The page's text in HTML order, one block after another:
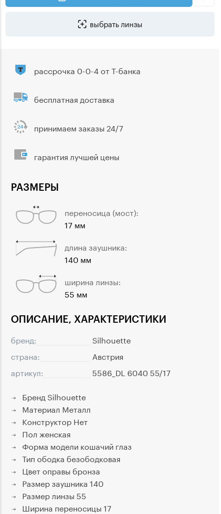
выбрать линзы
ОПИСАНИЕ, ХАРАКТЕРИСТИКИ
бренд:
Silhouette
страна:
Австрия
артикул:
5586_DL 6040 55/17
Бренд Silhouette
Материал Металл
Конструктор Нет
Пол женская
Форма модели кошачий глаз
Тип ободка безободковая
Цвет оправы бронза
Размер заушника 140
Размер линзы 55
Ширина переносицы 17
РАЗМЕРЫ
переносица (мост):
17 мм
длина заушника:
140 мм
ширина линзы:
55 мм
рассрочка 0-0-4 от Т-банка
бесплатная доставка
принимаем заказы 24/7
гарантия лучшей цены